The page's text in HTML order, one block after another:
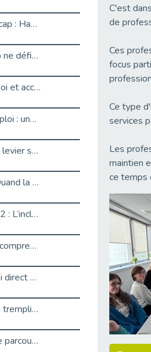
Emploi & Handicap : Hachette Livre et Cap emploi 92 renforcent leur collaboration
Et si le handicap ne définissait plus la carrière ?
« Confiance en soi et acceptation du handicap » : un levier puissant vers l’emploi
Handicap et emploi : une matinée pour briser les tabous
L’alternance : un levier stratégique pour recruter et inclure durablement
Fibromyalgie : Quand la douleur invisible s’invite au bureau
CAP EMPLOI 92 : L’inclusion portée à son sommet, bien au-delà des quotas
38 vidéos pour comprendre et agir durablement
Le taux d’emploi direct dans la fonction publique dépasse 6 % en 2025
L'alternance : un tremplin vers l'emploi aussi pour les personnes en situation de handicap
Témoignage : Le parcours de Marc, 44 ans
C'est
de
Ces
focus
Ce type
services
Les
maintien
ce temps